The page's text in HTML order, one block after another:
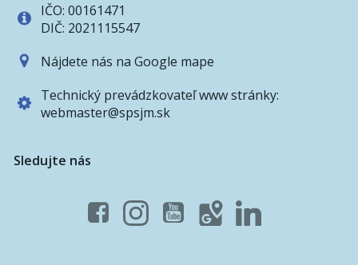
IČO: 00161471
DIČ: 2021115547
Nájdete nás na Google mape
Technický prevádzkovateľ www stránky:
webmaster@spsjm.sk
Sledujte nás